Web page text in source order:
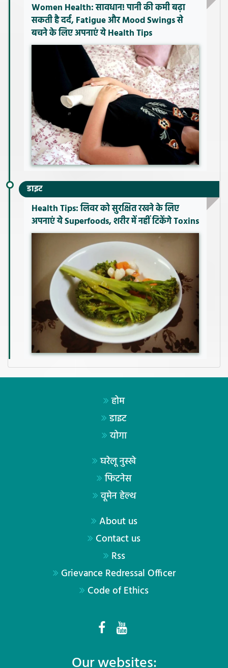
Women Health: सावधान! पानी की कमी बढ़ा
सकती है दर्द, Fatigue और Mood Swings से
बचने के लिए अपनाएं ये Health Tips
डाइट
Health Tips: लिवर को सुरक्षित रखने के लिए
अपनाएं ये Superfoods, शरीर में नहीं टिकेंगे Toxins
होम
डाइट
योगा
घरेलू नुस्खे
फिटनेस
वूमेन हेल्थ
About us
Contact us
Rss
Grievance Redressal Officer
Code of Ethics
Our websites: